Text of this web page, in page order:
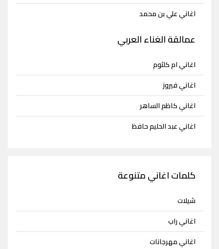
اغاني علي بن محمد
عمالقة الغناء العربي
اغاني ام كلثوم
اغاني فيروز
اغاني كاظم الساهر
اغاني عبد الحليم حافظ
كلمات اغاني متنوعة
شيلات
اغاني راب
اغاني مهرجانات